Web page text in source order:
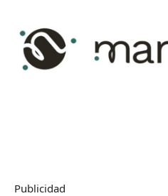
Publicidad